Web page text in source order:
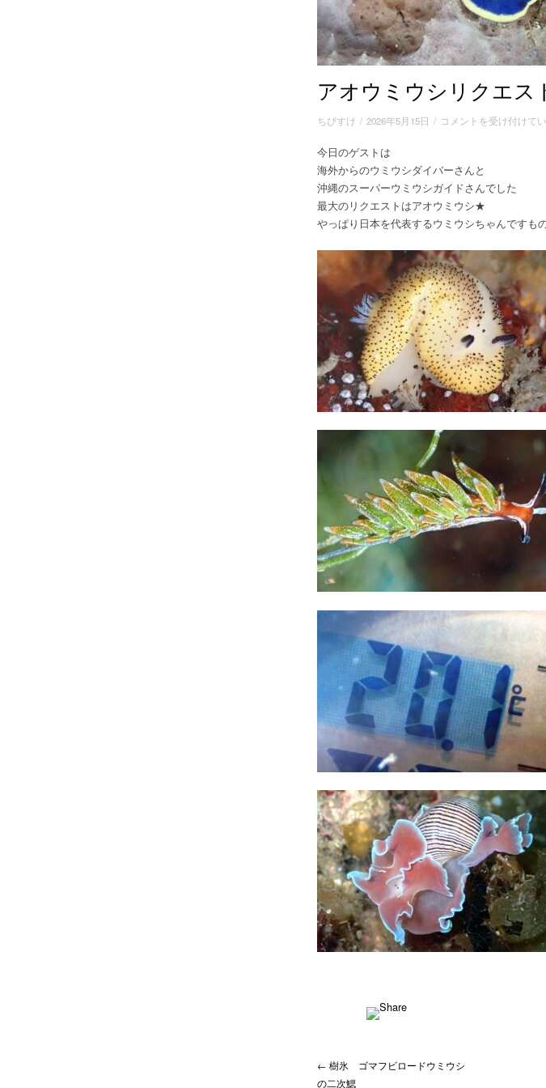
アオウミウシリクエス
ちびすけ / 2026年5月15日 / ア
ミ
ウ
シ
エ
ス
ト
は
コメントを受け付けて
今日のゲストは
海外からのウミウシダイバーさんと
沖縄のスーパーウミウシガイドさんでした
最大のリクエストはアオウミウシ★
やっぱり日本を代表するウミウシちゃんですもの
← 樹氷 ゴマフビロードウミウシ
の二次鰓